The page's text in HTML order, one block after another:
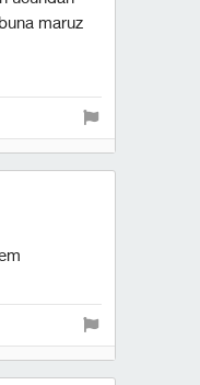
maruz